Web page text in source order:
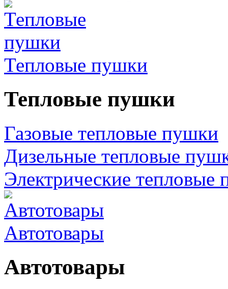
Тепловые пушки
Тепловые пушки
Газовые тепловые пушки
Дизельные тепловые
Электрические тепловые
Автотовары
Автотовары